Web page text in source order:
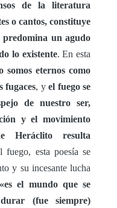
de la literatura
o cantos, constituye
predomina un agudo
lo existente. En esta
somos eternos como
fugaces, yel fuego se
de nuestro ser,
y el movimiento
Heráclito resulta
esta poesía se
y su incesante lucha
el mundo que se
(fue siempre)